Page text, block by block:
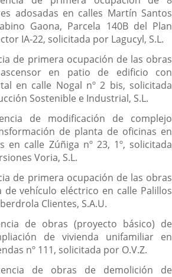
adosadas en calles Martín Santos
Gaona, Parcela 140B del Plan
IA-22, solicitada por Lagucyl, S.L.
de primera ocupación de las obras
en patio de edificio con
en calle Nogal nº 2 bis, solicitada
Sostenible e Industrial, S.L.
de modificación de complejo
de planta de oficinas en
en calle Zúñiga nº 23, 1º, solicitada
Voria, S.L.
de primera ocupación de las obras
vehículo eléctrico en calle Palillos
Clientes, S.A.U.
de obras (proyecto básico) de
de vivienda unifamiliar en
nº 111, solicitada por O.V.Z.
de obras de demolición de